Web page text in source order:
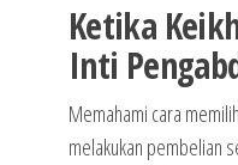
Ketika
Inti
Memahami cara
melakukan pembelian